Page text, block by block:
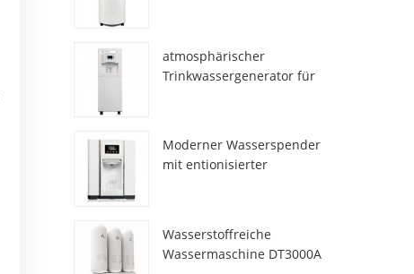
atmosphärischer
Trinkwassergenerator für
Moderner Wasserspender
mit entionisierter
Wasserstoffreiche
Wassermaschine DT3000A